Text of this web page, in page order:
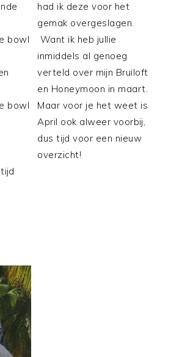
bowl
bowl
had ik deze voor het
gemak overgeslagen.
Want ik heb jullie
inmiddels al genoeg
verteld over mijn Bruiloft
en Honeymoon in maart.
Maar voor je het weet is
April ook alweer voorbij,
dus tijd voor een nieuw
overzicht!